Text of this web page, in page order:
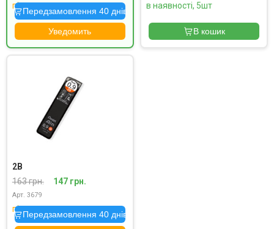
під замовлення
Передзамовлення 40 днів
Уведомить
в наявності, 5шт
В кошик
2B
163 грн.
147 грн.
Арт. 3679
під замовлення
Передзамовлення 40 днів